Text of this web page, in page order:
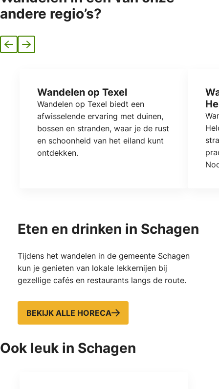
andere regio’s?
VorigeVolgende
Wandelen op Texel
Wandelen op Texel biedt een
afwisselende ervaring met duinen,
bossen en stranden, waar je de rust
en schoonheid van het eiland kunt
ontdekken.
Eten en drinken in Schagen
Tijdens het wandelen in de gemeente Schagen
kun je genieten van lokale lekkernijen bij
gezellige cafés en restaurants langs de route.
BEKIJK ALLE HORECA
Ook leuk in Schagen